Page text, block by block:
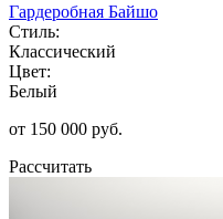
Гардеробная Байшо
Стиль:
Классический
Цвет:
Белый
от 150 000 руб.
Рассчитать